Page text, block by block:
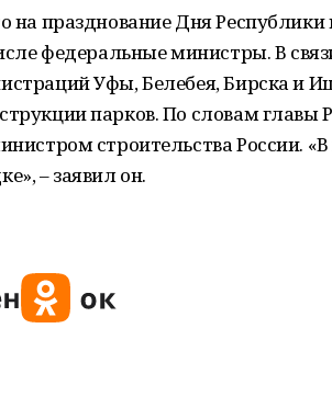
на празднование Дня
федеральные министры. В
Уфы, Белебея, Бирска и
парков. По словам главы
строительства России.
– заявил он.